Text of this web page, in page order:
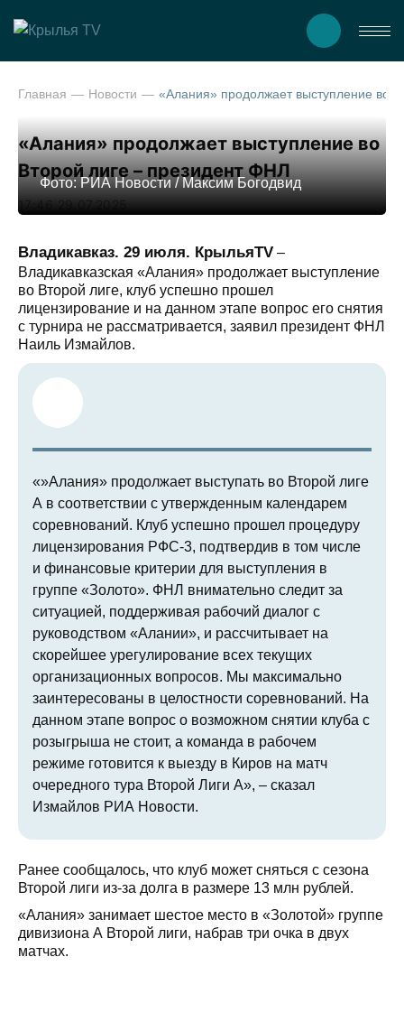
Главная Новости
«Алания» продолжает выступление во
Второй лиге – президент ФНЛ
17:46 29.07.2025
Фото: РИА Новости / Максим Богодвид
Владикавказ. 29 июля. КрыльяTV –
Владикавказская «Алания» продолжает выступление
во Второй лиге, клуб успешно прошел
лицензирование и на данном этапе вопрос его снятия
с турнира не рассматривается, заявил президент ФНЛ
Наиль Измайлов.
«»Алания» продолжает выступать во Второй лиге
А в соответствии с утвержденным календарем
соревнований. Клуб успешно прошел процедуру
лицензирования РФС-3, подтвердив в том числе
и финансовые критерии для выступления в
группе «Золото». ФНЛ внимательно следит за
ситуацией, поддерживая рабочий диалог с
руководством «Алании», и рассчитывает на
скорейшее урегулирование всех текущих
организационных вопросов. Мы максимально
заинтересованы в целостности соревнований. На
данном этапе вопрос о возможном снятии клуба с
розыгрыша не стоит, а команда в рабочем
режиме готовится к выезду в Киров на матч
очередного тура Второй Лиги А», – сказал
Измайлов РИА Новости.
Ранее сообщалось, что клуб может сняться с сезона
Второй лиги из-за долга в размере 13 млн рублей.
«Алания» занимает шестое место в «Золотой» группе
дивизиона А Второй лиги, набрав три очка в двух
матчах.